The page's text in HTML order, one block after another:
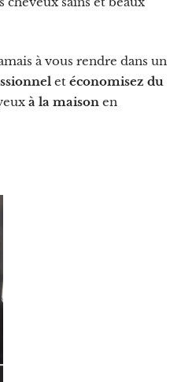
à vous rendre dans un
etéconomisez du
à la maison en